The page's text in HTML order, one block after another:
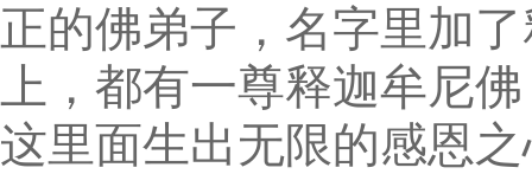
正的佛弟子，名字里加
上，都有一尊释迦牟尼
这里面生出无限的感恩